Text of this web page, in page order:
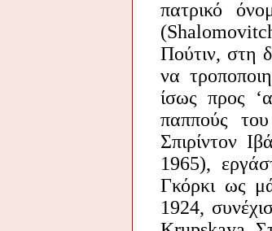
πατρικό
Πούτιν, στη
να
ίσως προς
παππούς
Σπιρίντον
1965),
Γκόρκι ως
1924,